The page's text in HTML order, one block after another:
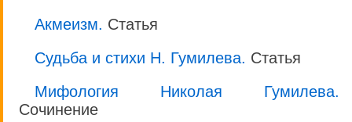
Акмеизм. Статья
Судьба и стихи Н. Гумилева. Статья
Мифология Николая Гумилева.
Сочинение